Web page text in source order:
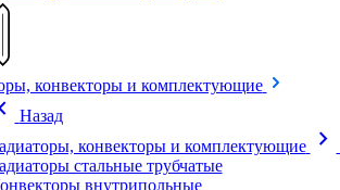
конвекторы и комплектующие
Назад
конвекторы и комплектующие
chevron_right
стальные трубчатые
внутрипольные